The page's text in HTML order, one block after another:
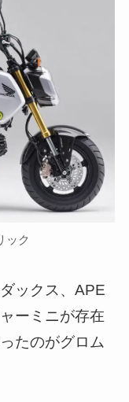
ック
ックス、APE
ーミニが存在
たのがグロム